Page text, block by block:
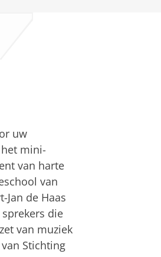
uw
mini-
van harte
van
de Haas
die
van muziek
Stichting